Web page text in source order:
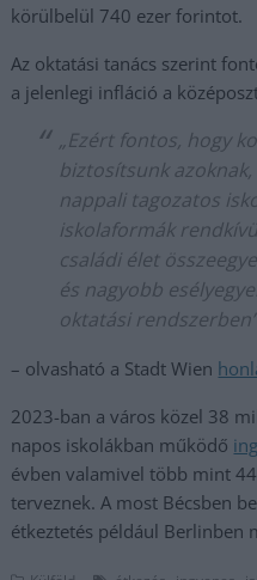
körülbelül 740 ezer forintot.
Az oktatási tanács szerint
a jelenlegi infláció a
„Ezért fontos, hogy
biztosítsunk
nappali tagozatos
iskolaformák
családi élet
és nagyobb
oktatási
– olvasható a Stadt Wien
2023-ban a város közel 38
napos iskolákban működő
évben valamivel több mint
terveznek. A most Bécsben
étkeztetés például Berlinben